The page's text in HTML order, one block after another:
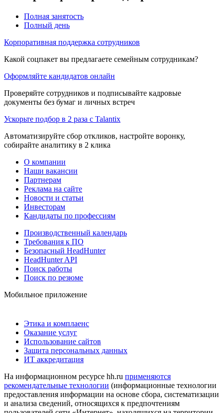
Полная занятость
Полный день
Корпоративная поддержка сотрудников
Какой соцпакет вы предлагаете семейным сотрудникам?
Оформляйте кандидатов онлайн
Проверяйте сотрудников и подписывайте кадровые
документы без бумаг и личных встреч
Ускорьте подбор в 2 раза с Talantix
Автоматизируйте сбор откликов, настройте воронку,
собирайте аналитику в 2 клика
О компании
Наши вакансии
Партнерам
Реклама на сайте
Новости и статьи
Инвесторам
Кандидаты по профессиям
Производственный календарь
Требования к ПО
Безопасный HeadHunter
HeadHunter API
Поиск работы
Поиск по резюме
Мобильное приложение
Этика и комплаенс
Оказание услуг
Использование сайтов
Защита персональных данных
ИТ аккредитация
На информационном ресурсе hh.ru применяются
рекомендательные технологии (информационные технологии
предоставления информации на основе сбора, систематизации
и анализа сведений, относящихся к предпочтениям